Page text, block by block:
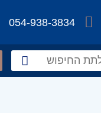
054-938-3834